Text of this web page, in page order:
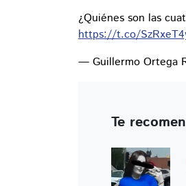
¿Quiénes son las
https://t.co/
— Guillermo Ortega
Te